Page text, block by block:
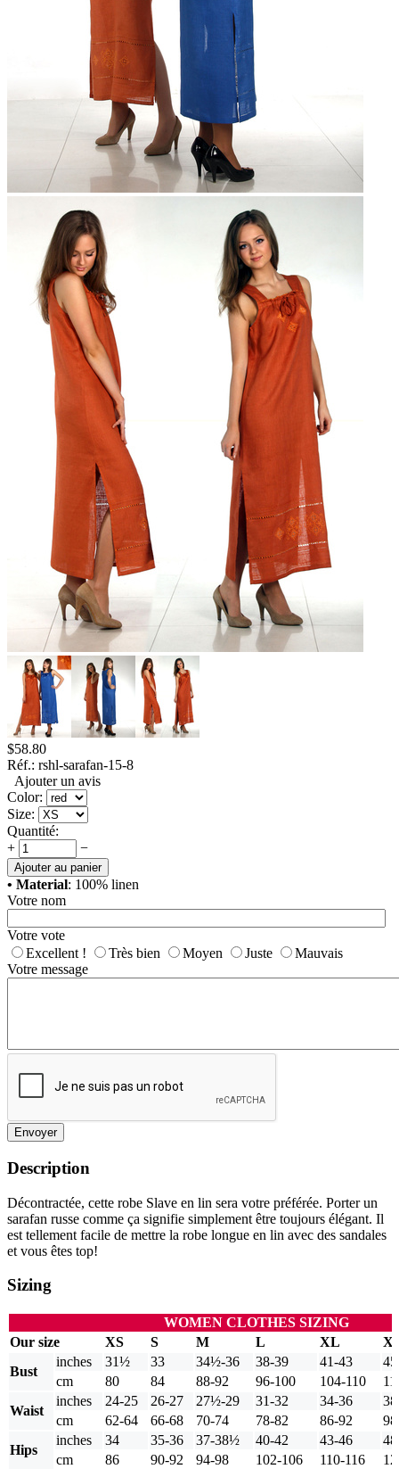
$58.80
Réf.: rshl-sarafan-15-8
Ajouter un avis
Color:
Size:
Quantité:
+
−
Ajouter au panier
• Material: 100% linen
Votre nom
Votre vote
Excellent !
Très bien Moyen Juste
Mauvais
Votre message
Envoyer
Description
Décontractée, cette robe Slave en lin sera votre préférée. Porter un
sarafan russe comme ça signifie simplement être toujours élégant. Il
est tellement facile de mettre la robe longue en lin avec des sandales
et vous êtes top!
Sizing
WOMEN CLOTHES SIZING
Our size
XS S M L XL
Bust
inches 31½ 33 34½-36 38-39 41-43
cm
80 84 88-92 96-100 104-110
Waist
inches 24-25 26-27 27½-29 31-32 34-36
cm
62-64 66-68 70-74 78-82 86-92
Hips
inches 34 35-36 37-38½ 40-42 43-46
cm
86 90-92 94-98 102-106 110-116